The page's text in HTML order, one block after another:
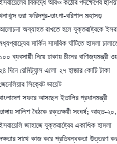
বিরুদ্ধে আরও কঠোর পদক্ষেপের হুঁশিয়ারি
ফরিদপুর-ভাংগা-বরিশাল মহাসড়
রাখতে হলে যুক্তরাষ্ট্রকে ইসরায়েলি
মার্কিন সামরিক ঘাঁটিতে হামলা চালাতে পারে
নিয়ে ঢাকায় চীনের বাণিজ্যমন্ত্রী ওয়াং
এলো ২৭ হাজার কোটি টাকা
ডায়েট
আসছেন ইতালির প্রধানমন্ত্রী
বৈঠকে রক্তক্ষয়ী সংঘর্ষ; আহত-২০, বাড়িঘর
যুক্তরাষ্ট্রের একাধিক হামলা
কাজ করে প্রতিবন্ধকতা ‍উত্তরণ করতে হবে -